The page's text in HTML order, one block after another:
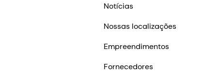
Notícias
Nossas localizações
Empreendimentos
Fornecedores